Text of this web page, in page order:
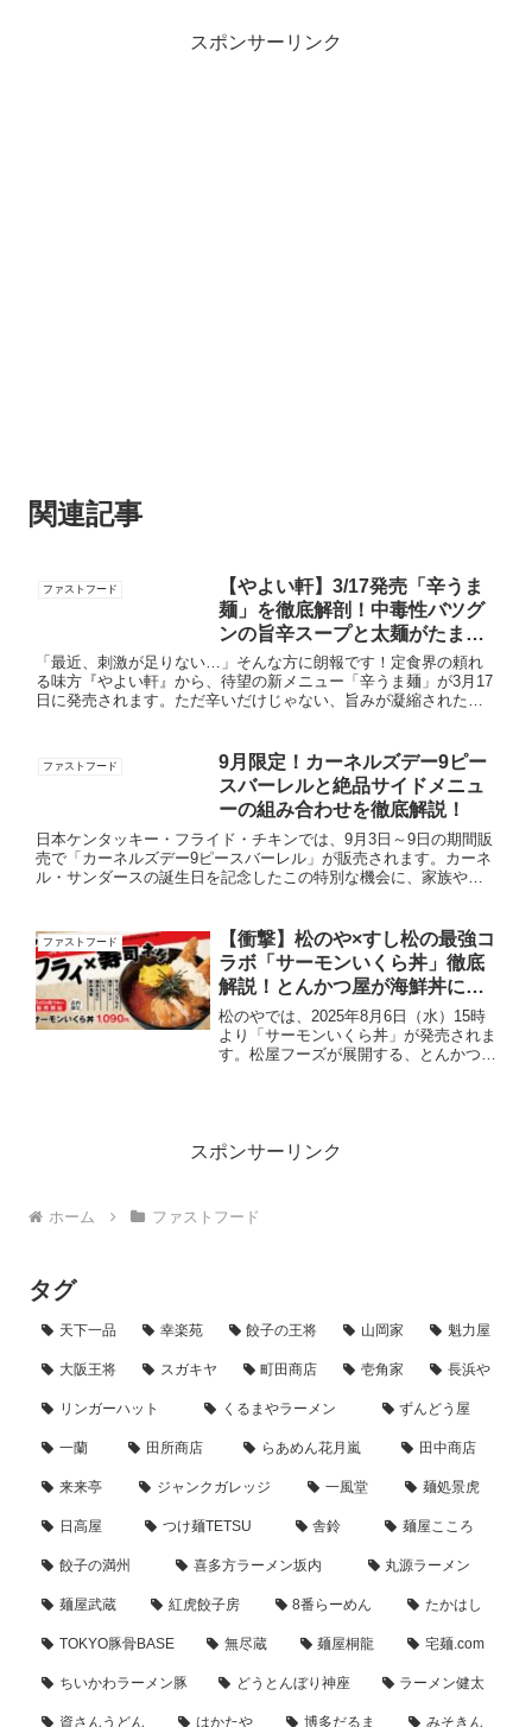
スポンサーリンク
関連記事
ファストフード
【やよい軒】3/17発売「辛うま
麺」を徹底解剖！中毒性バツグ
ンの旨辛スープと太麺がたまら
ない！
「最近、刺激が足りない…」そんな方に朗報です！定食界の頼れ
る味方『やよい軒』から、待望の新メニュー「辛うま麺」が3月17
日に発売されます。ただ辛いだけじゃない、旨みが凝縮された一
ファストフード
9月限定！カーネルズデー9ピー
スバーレルと絶品サイドメニュ
ーの組み合わせを徹底解説！
日本ケンタッキー・フライド・チキンでは、9月3日～9日の期間販
売で「カーネルズデー9ピースバーレル」が販売されます。カーネ
ル・サンダースの誕生日を記念したこの特別な機会に、家族や友
ファストフード
【衝撃】松のや×すし松の最強コ
ラボ「サーモンいくら丼」徹底
解説！とんかつ屋が海鮮丼に挑
戦！
松のやでは、2025年8月6日（水）15時
より「サーモンいくら丼」が発売されま
す。松屋フーズが展開する、とんかつ専
スポンサーリンク
ホーム ファストフード
タグ
天下一品 幸楽苑 餃子の王将 山岡家 魁力屋
大阪王将 スガキヤ 町田商店 壱角家 長浜や
リンガーハット くるまやラーメン ずんどう屋
一蘭 田所商店 らあめん花月嵐 田中商店
来来亭 ジャンクガレッジ 一風堂 麺処景虎
日高屋 つけ麺TETSU 舎鈴 麺屋こころ
餃子の満州 喜多方ラーメン坂内 丸源ラーメン
麺屋武蔵 紅虎餃子房 8番らーめん たかはし
TOKYO豚骨BASE 無尽蔵 麺屋桐龍 宅麺.com
ちいかわラーメン豚 どうとんぼり神座 ラーメン健太
資さんうどん はかたや 博多だるま みそきん